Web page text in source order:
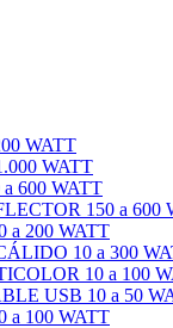
WATT
WATT
600 WATT
150 a 600
a 200 WATT
10 a 300
10 a 100
USB 10 a 50
a 100 WATT